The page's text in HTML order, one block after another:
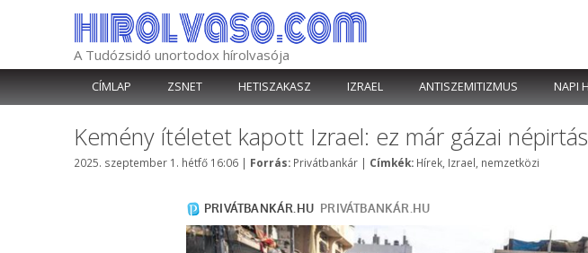
A Tudózsidó unortodox hírolvasója
CÍMLAP ZSNET HETISZAKASZ IZRAEL ANTISZEMITIZMUS NAPI
Kemény ítéletet kapott Izrael: ez már gázai népirtás
2025. szeptember 1. hétfő 16:06 | Forrás: Kategória
Privátbankár | Címkék: Címkék
Hírek Izrael nemzetközi